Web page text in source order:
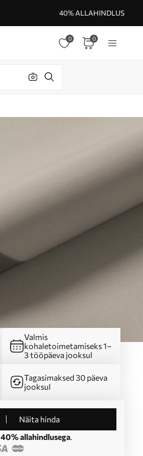
40% ALLAHINDLUS
0 0
Valmis
kohaletoimetamiseks 1–
3 tööpäeva jooksul
Tagasimaksed 30 päeva
jooksul
Näita hinda
40% allahindlusega.